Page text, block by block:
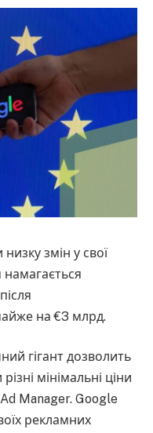
змін у свої
намагається
на €3 млрд.
гігант дозволить
мінімальні ціни
Manager. Google
рекламних